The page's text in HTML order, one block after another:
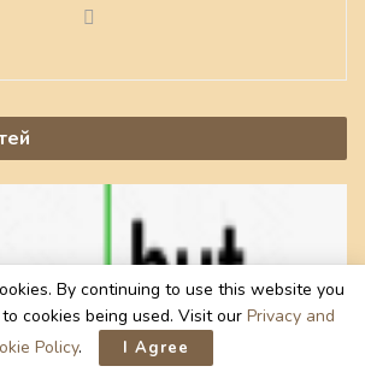
By continuing to use this website you
cookies being used. Visit our Privacy and
Policy. I Agree